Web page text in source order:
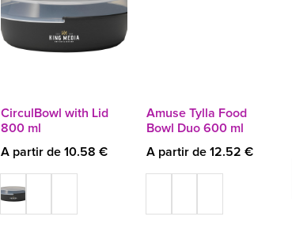
CirculBowl with Lid
800 ml
A partir de 10.58 €
Amuse Tylla Food
Bowl Duo 600 ml
A partir de 12.52 €